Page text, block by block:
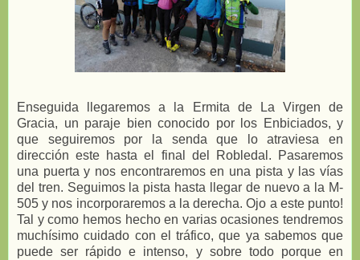
Enseguida llegaremos a la Ermita de La Virgen de
Gracia, un paraje bien conocido por los Enbiciados, y
que seguiremos por la senda que lo atraviesa en
dirección este hasta el final del Robledal. Pasaremos
una puerta y nos encontraremos en una pista y las vías
del tren. Seguimos la pista hasta llegar de nuevo a la M-
505 y nos incorporaremos a la derecha. Ojo a este punto!
Tal y como hemos hecho en varias ocasiones tendremos
muchísimo cuidado con el tráfico, que ya sabemos que
puede ser rápido e intenso, y sobre todo porque en